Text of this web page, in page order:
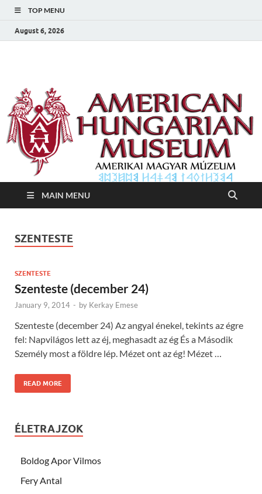
TOP MENU
August 6, 2026
Amerikai Magyar
Múzeum
MAIN MENU
SZENTESTE
SZENTESTE
Szenteste (december 24)
January 9, 2014 - by Kerkay Emese
Szenteste (december 24) Az angyal énekel, tekints az égre
fel: Napvilágos lett az éj, meghasadt az ég És a Második
Személy most a földre lép. Mézet ont az ég! Mézet …
READ MORE
ÉLETRAJZOK
Boldog Apor Vilmos
Fery Antal